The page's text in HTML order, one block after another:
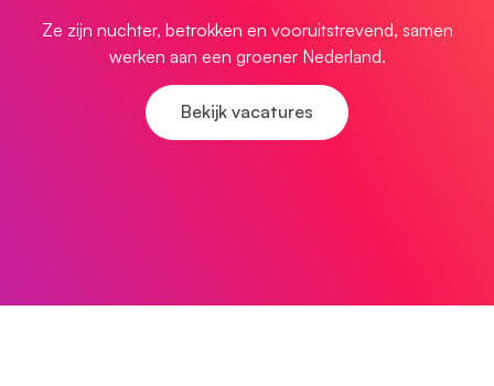
Ze zijn nuchter, betrokken en vooruitstrevend, samen
werken aan een groener Nederland.
Bekijk vacatures